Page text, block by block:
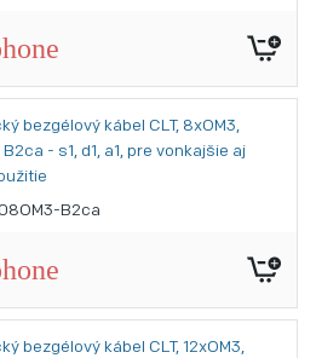
bezgélový kábel CLT, 8xOM3,
- s1, d1, a1, pre vonkajšie aj
B2ca
bezgélový kábel CLT, 12xOM3,